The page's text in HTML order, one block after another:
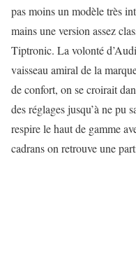
pas moins un modèle très
mains une version assez
Tiptronic. La volonté
vaisseau amiral de la
de confort, on se croirait
des réglages jusqu’à ne pu
respire le haut de gamme
cadrans on retrouve une